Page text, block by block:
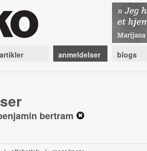
artikler anmeldelser blogs
bertram